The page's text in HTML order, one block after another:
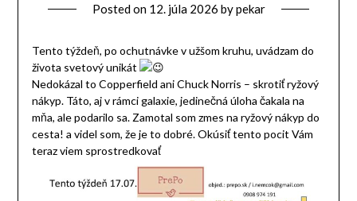
Posted on 12. júla 2026 bypekar
Tento týždeň, po ochutnávke v užšom kruhu, uvádzam do
života svetový unikát
Nedokázal to Copperfield ani Chuck Norris – skrotiť ryžový
nákyp. Táto, aj v rámci galaxie, jedinečná úloha čakala na
mňa, ale podarilo sa. Zamotal som zmes na ryžový nákyp do
cesta! a videl som, že je to dobré. Okúsiť tento pocit Vám
teraz viem sprostredkovať